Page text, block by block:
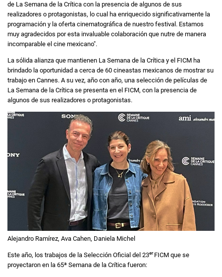
de La Semana de la Crítica con la presencia de algunos de sus
realizadores o protagonistas, lo cual ha enriquecido significativamente la
programación y la oferta cinematográfica de nuestro festival. Estamos
muy agradecidos por esta invaluable colaboración que nutre de manera
incomparable el cine mexicano".
La sólida alianza que mantienen La Semana de la Crítica y el FICM ha
brindado la oportunidad a cerca de 60 cineastas mexicanos de mostrar su
trabajo en Cannes. A su vez, año con año, una selección de películas de
La Semana de la Crítica se presenta en el FICM, con la presencia de
algunos de sus realizadores o protagonistas.
Alejandro Ramírez, Ava Cahen, Daniela Michel
Este año, los trabajos de la Selección Oficial del 23erFICM que se
proyectaron en la 65ª Semana de la Crítica fueron: